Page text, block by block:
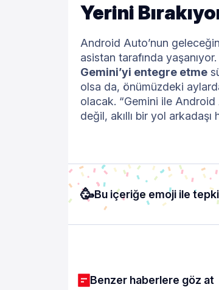
Yerini
Android Auto’nun
asistan tarafında
Gemini’yi entegre etme
olsa da, önümüzdeki
olacak. “Gemini ile
değil, akıllı bir yol arkadaşı
🥳Bu içeriğe emoji ile
Benzer haberlere göz at